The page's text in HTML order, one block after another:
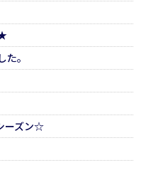
。
ーズン☆